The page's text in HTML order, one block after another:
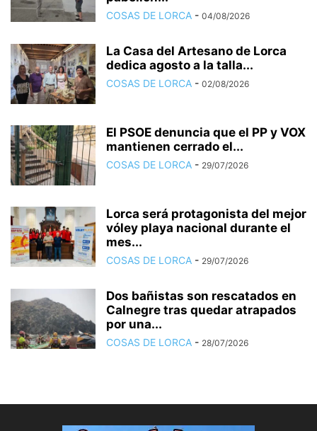
COSAS DE LORCA - 04/08/2026
La Casa del Artesano de Lorca
dedica agosto a la talla...
COSAS DE LORCA - 02/08/2026
El PSOE denuncia que el PP y VOX
mantienen cerrado el...
COSAS DE LORCA - 29/07/2026
Lorca será protagonista del mejor
vóley playa nacional durante el
mes...
COSAS DE LORCA - 29/07/2026
Dos bañistas son rescatados en
Calnegre tras quedar atrapados
por una...
COSAS DE LORCA - 28/07/2026